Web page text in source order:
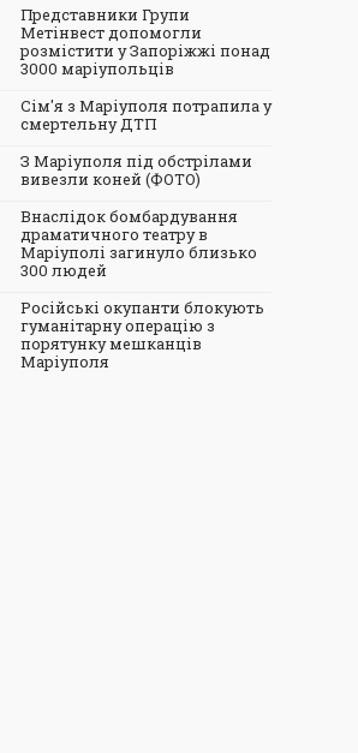
Представники Групи
Метінвест допомогли
розмістити у Запоріжжі понад
3000 маріупольців
Сім'я з Маріуполя потрапила у
смертельну ДТП
З Маріуполя під обстрілами
вивезли коней (ФОТО)
Внаслідок бомбардування
драматичного театру в
Маріуполі загинуло близько
300 людей
Російські окупанти блокують
гуманітарну операцію з
порятунку мешканців
Маріуполя